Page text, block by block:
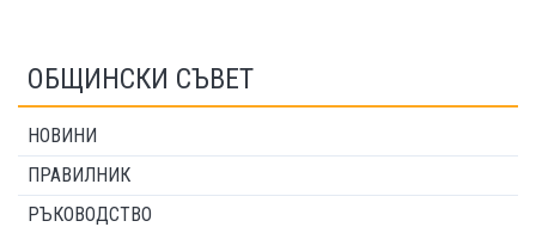
ОБЩИНСКИ СЪВЕТ
НОВИНИ
ПРАВИЛНИК
РЪКОВОДСТВО